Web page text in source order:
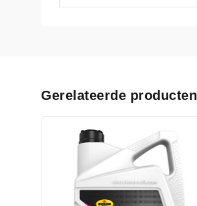
Gerelateerde producten